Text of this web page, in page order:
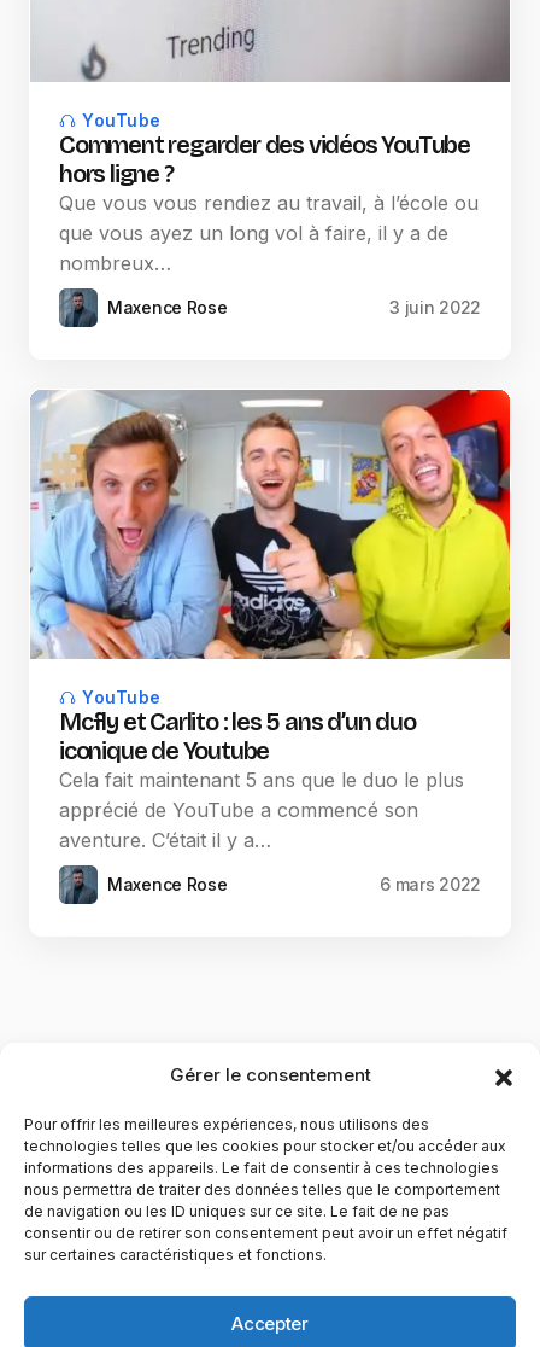
Gérer le consentement
Pour offrir les meilleures expériences, nous utilisons des
technologies telles que les cookies pour stocker et/ou accéder aux
informations des appareils. Le fait de consentir à ces technologies
nous permettra de traiter des données telles que le comportement
de navigation ou les ID uniques sur ce site. Le fait de ne pas
consentir ou de retirer son consentement peut avoir un effet négatif
sur certaines caractéristiques et fonctions.
Accepter
YouTube
Comment regarder des vidéos YouTube
hors ligne ?
Que vous vous rendiez au travail, à l’école ou
que vous ayez un long vol à faire, il y a de
nombreux…
Maxence Rose 3 juin 2022
YouTube
Mcfly et Carlito : les 5 ans d’un duo
iconique de Youtube
Cela fait maintenant 5 ans que le duo le plus
apprécié de YouTube a commencé son
aventure. C’était il y a…
Maxence Rose 6 mars 2022
YubiGeek est un média français dédié aux nouvelles
technologies, à la culture geek et au numérique. Fondé par
du web, du gaming et de la science, avec une approche